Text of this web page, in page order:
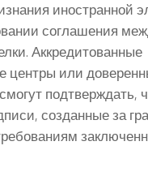
иностранной
соглашения
Аккредитованные
центры или
подтверждать,
созданные за